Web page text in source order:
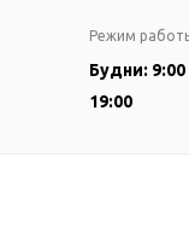
Режим
Будни:
19:00